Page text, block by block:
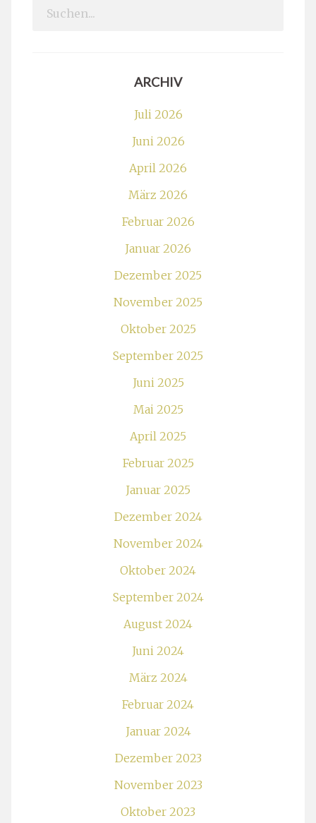
Search
ARCHIV
Juli 2026
Juni 2026
April 2026
März 2026
Februar 2026
Januar 2026
Dezember 2025
November 2025
Oktober 2025
September 2025
Juni 2025
Mai 2025
April 2025
Februar 2025
Januar 2025
Dezember 2024
November 2024
Oktober 2024
September 2024
August 2024
Juni 2024
März 2024
Februar 2024
Januar 2024
Dezember 2023
November 2023
Oktober 2023